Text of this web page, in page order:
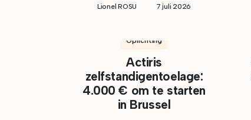
Lionel ROSU 7 juli 2026
Oprichting
Actiris
zelfstandigentoelage:
4.000 € om te starten
in Brussel